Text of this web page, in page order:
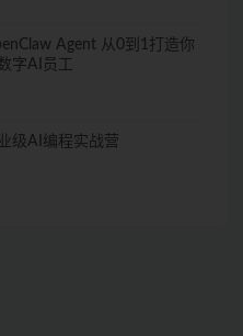
Agent 从0到1打造你
字AI员工
级AI编程实战营